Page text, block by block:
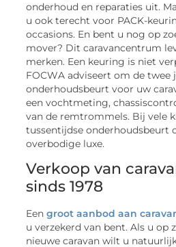
onderhoud en reparaties uit.
u ook terecht voor PACK-
occasions. En bent u nog op
mover? Dit caravancentrum
merken. Een keuring is niet
FOCWA adviseert om de twee
onderhoudsbeurt voor uw
een vochtmeting,
van de remtrommels. Bij vele
tussentijdse onderhoudsbeurt
overbodige luxe.
Verkoop van
sinds 1978
Eengroot aanbod aan
u verzekerd van bent. Als u op
nieuwe caravan wilt u